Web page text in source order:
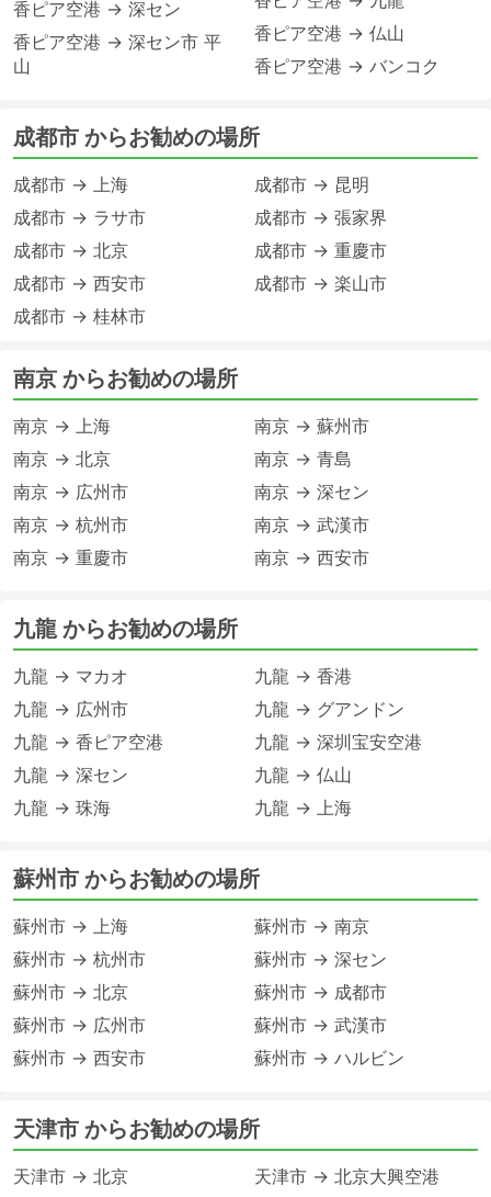
香ピア空港 → 深セン
香ピア空港 → 深セン市 平
山
香ピア空港 → 仏山
香ピア空港 → バンコク
成都市 からお勧めの場所
成都市 → 上海
成都市 → ラサ市
成都市 → 北京
成都市 → 西安市
成都市 → 桂林市
成都市 → 昆明
成都市 → 張家界
成都市 → 重慶市
成都市 → 楽山市
南京 からお勧めの場所
南京 → 上海
南京 → 北京
南京 → 広州市
南京 → 杭州市
南京 → 重慶市
南京 → 蘇州市
南京 → 青島
南京 → 深セン
南京 → 武漢市
南京 → 西安市
九龍 からお勧めの場所
九龍 → マカオ
九龍 → 広州市
九龍 → 香ピア空港
九龍 → 深セン
九龍 → 珠海
九龍 → 香港
九龍 → グアンドン
九龍 → 深圳宝安空港
九龍 → 仏山
九龍 → 上海
蘇州市 からお勧めの場所
蘇州市 → 上海
蘇州市 → 杭州市
蘇州市 → 北京
蘇州市 → 広州市
蘇州市 → 西安市
蘇州市 → 南京
蘇州市 → 深セン
蘇州市 → 成都市
蘇州市 → 武漢市
蘇州市 → ハルビン
天津市 からお勧めの場所
天津市 → 北京
天津市 → 北京大興空港